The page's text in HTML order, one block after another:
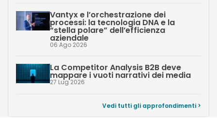
Vantyx e l’orchestrazione dei
processi: la tecnologia DNA e la
“stella polare” dell’efficienza
aziendale
06 Ago 2026
La Competitor Analysis B2B deve
mappare i vuoti narrativi dei media
27 Lug 2026
Vedi tutti gli approfondimenti >